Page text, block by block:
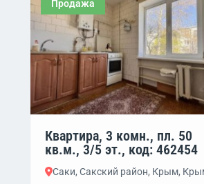
Продажа
Квартира, 3 комн., пл. 50
кв.м., 3/5 эт., код: 462454
Саки, Сакский район, Крым,